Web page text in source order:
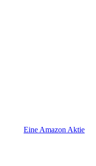
Eine Amazon Aktie